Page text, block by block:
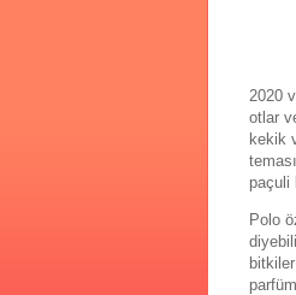
2020
otlar
kekik
paçuli
Polo